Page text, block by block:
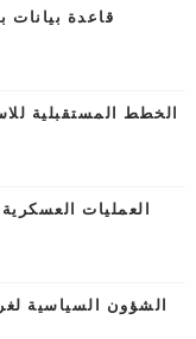
قاعدة بيانات
الخطط المستقبلية
العمليات